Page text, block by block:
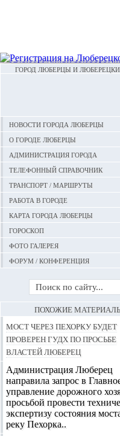
ГОРОД ЛЮБЕРЦЫ И
Новости города Люберцы
О городе Люберцы
Администрация города
Телефонный справочник
Транспорт / маршруты
Работа в городе
Карта города Люберцы
Гороскоп
Фото галерея
Форум / конференция
ПОХОЖИЕ
Мост через Пехорку будет
проверен ГУДХ по просьбе
властей Люберец
Администрация Люберец
направила запрос в
управление дорожного
просьбой провести
экспертизу состояния
реку Пехорка..